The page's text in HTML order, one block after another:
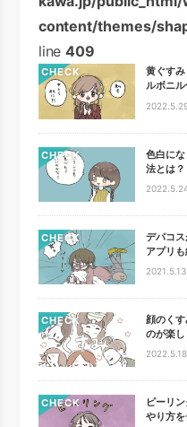
content/themes/
line409
CHECK
黄ぐす
ルボニル
CHECK
色白に
法とは？
CHECK
デパコ
アプリも
2021.5.13
CHECK
顔のく
のが楽し
2022.5.18
CHECK
ピーリ
やり方を